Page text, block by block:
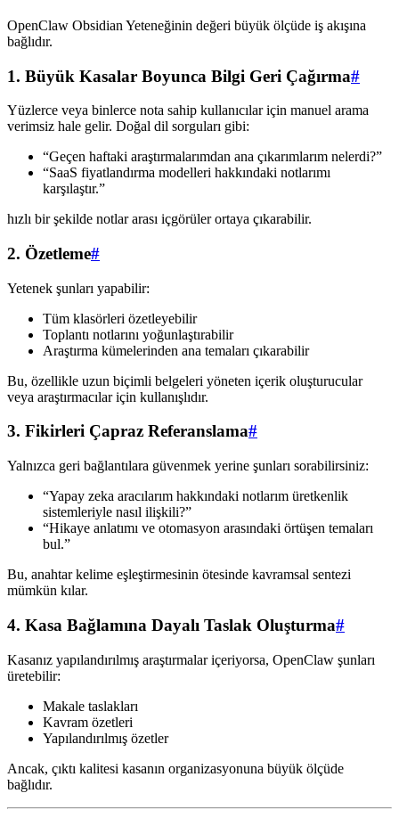
OpenClaw Obsidian Yeteneğinin değeri büyük ölçüde iş akışına
bağlıdır.
1. Büyük Kasalar Boyunca Bilgi Geri Çağırma#
Yüzlerce veya binlerce nota sahip kullanıcılar için manuel arama
verimsiz hale gelir. Doğal dil sorguları gibi:
“Geçen haftaki araştırmalarımdan ana çıkarımlarım nelerdi?”
“SaaS fiyatlandırma modelleri hakkındaki notlarımı
karşılaştır.”
hızlı bir şekilde notlar arası içgörüler ortaya çıkarabilir.
2. Özetleme#
Yetenek şunları yapabilir:
Tüm klasörleri özetleyebilir
Toplantı notlarını yoğunlaştırabilir
Araştırma kümelerinden ana temaları çıkarabilir
Bu, özellikle uzun biçimli belgeleri yöneten içerik oluşturucular
veya araştırmacılar için kullanışlıdır.
3. Fikirleri Çapraz Referanslama#
Yalnızca geri bağlantılara güvenmek yerine şunları sorabilirsiniz:
“Yapay zeka aracılarım hakkındaki notlarım üretkenlik
sistemleriyle nasıl ilişkili?”
“Hikaye anlatımı ve otomasyon arasındaki örtüşen temaları
bul.”
Bu, anahtar kelime eşleştirmesinin ötesinde kavramsal sentezi
mümkün kılar.
4. Kasa Bağlamına Dayalı Taslak Oluşturma#
Kasanız yapılandırılmış araştırmalar içeriyorsa, OpenClaw şunları
üretebilir:
Makale taslakları
Kavram özetleri
Yapılandırılmış özetler
Ancak, çıktı kalitesi kasanın organizasyonuna büyük ölçüde
bağlıdır.